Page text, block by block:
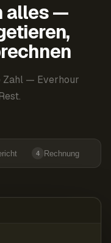
alles —
Zahl — Everhour
4 Rechnung